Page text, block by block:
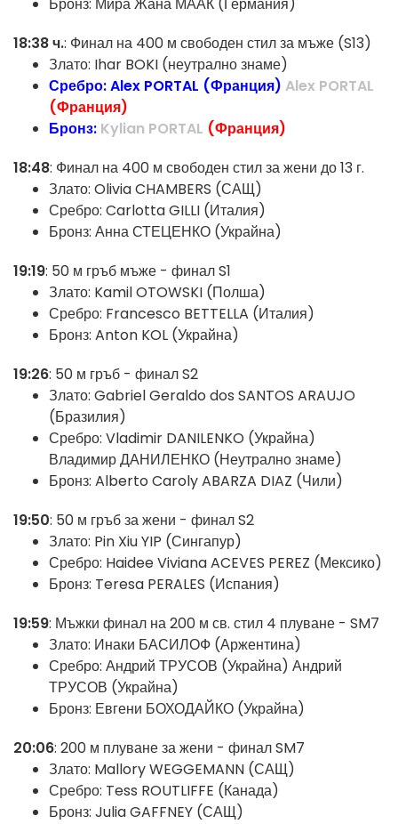
Бронз: Мира Жана МААК (Германия)
18:38 ч.: Финал на 400 м свободен стил за мъже (S13)
Злато: Ihar BOKI (неутрално знаме)
Сребро: Alex PORTAL (Франция) Alex PORTAL
(Франция)
Бронз: Kylian PORTAL (Франция)
18:48: Финал на 400 м свободен стил за жени до 13 г.
Злато: Olivia CHAMBERS (САЩ)
Сребро: Carlotta GILLI (Италия)
Бронз: Анна СТЕЦЕНКО (Украйна)
19:19: 50 м гръб мъже - финал S1
Злато: Kamil OTOWSKI (Полша)
Сребро: Francesco BETTELLA (Италия)
Бронз: Anton KOL (Украйна)
19:26: 50 м гръб - финал S2
Злато: Gabriel Geraldo dos SANTOS ARAUJO
(Бразилия)
Сребро: Vladimir DANILENKO (Украйна)
Владимир ДАНИЛЕНКО (Неутрално знаме)
Бронз: Alberto Caroly ABARZA DIAZ (Чили)
19:50: 50 м гръб за жени - финал S2
Злато: Pin Xiu YIP (Сингапур)
Сребро: Haidee Viviana ACEVES PEREZ (Мексико)
Бронз: Teresa PERALES (Испания)
19:59: Мъжки финал на 200 м св. стил 4 плуване - SM7
Злато: Инаки БАСИЛОФ (Аржентина)
Сребро: Андрий ТРУСОВ (Украйна) Андрий
ТРУСОВ (Украйна)
Бронз: Евгени БОХОДАЙКО (Украйна)
20:06: 200 м плуване за жени - финал SM7
Злато: Mallory WEGGEMANN (САЩ)
Сребро: Tess ROUTLIFFE (Канада)
Бронз: Julia GAFFNEY (САЩ)